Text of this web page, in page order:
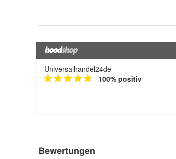
Universalhandel24de
100% positiv
Bewertungen